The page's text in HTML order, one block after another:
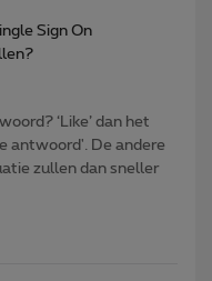
Sign On
‘Like’ dan het
antwoord'. De andere
zullen dan sneller